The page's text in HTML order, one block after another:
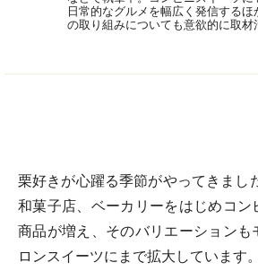
日常的なグルメを幅広く発信する
の取り組みについても意欲的に取材
栗好きが心躍る季節がやってきまし
和菓子店、ベーカリーをはじめコン
商品が増え、そのバリエーションも
ロンスイーツにまで拡大しています。